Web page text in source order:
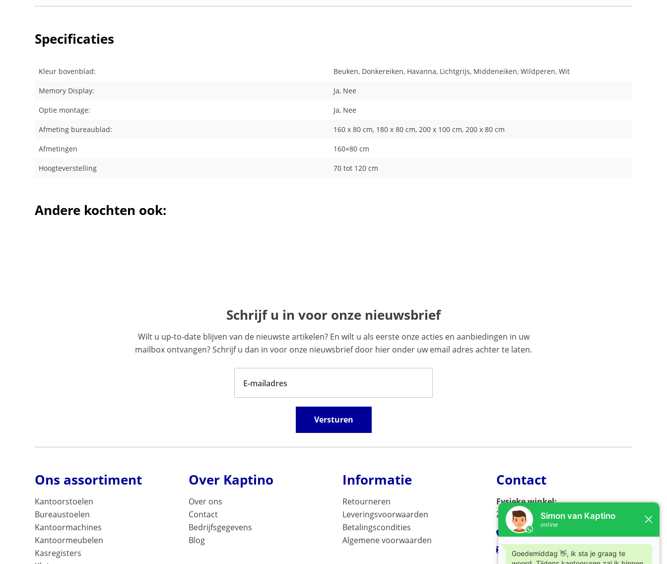
Specificaties
Kleur bovenblad: Beuken, Donkereiken, Havanna, Lichtgrijs, Middeneiken, Wildperen, Wit
Memory Display: Ja, Nee
Optie montage: Ja, Nee
Afmeting bureaublad: 160 x 80 cm, 180 x 80 cm, 200 x 100 cm, 200 x 80 cm
Afmetingen 160×80 cm
Hoogteverstelling 70 tot 120 cm
Andere kochten ook:
Schrijf u in voor onze nieuwsbrief
Wilt u up-to-date blijven van de nieuwste artikelen? En wilt u als eerste onze acties en aanbiedingen in uw
mailbox ontvangen? Schrijf u dan in voor onze nieuwsbrief door hier onder uw email adres achter te laten.
E-mailadres
Versturen
Ons assortiment
Kantoorstoelen
Bureaustoelen
Kantoormachines
Kantoormeubelen
Kasregisters
Over Kaptino
Over ons
Contact
Bedrijfsgegevens
Blog
Informatie
Retourneren
Leveringsvoorwaarden
Betalingscondities
Algemene voorwaarden
Contact
Fysieke winkel:
Zijlweg 53, 2013 DC Haarlem
023-5326966
verkoop@kaptino.nl